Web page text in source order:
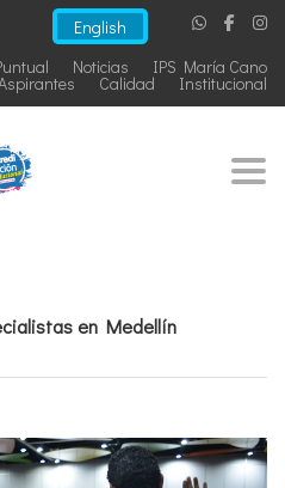
English
IPS María Cano
Noticias
Institucional
Calidad
en Medellín